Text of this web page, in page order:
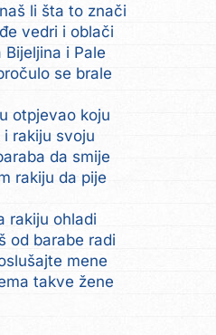
li šta to znači
vedri i oblači
Bijeljina i Pale
se brale
otpjevao koju
rakiju svoju
da smije
rakiju da pije
rakiju ohladi
od barabe radi
mene
takve žene